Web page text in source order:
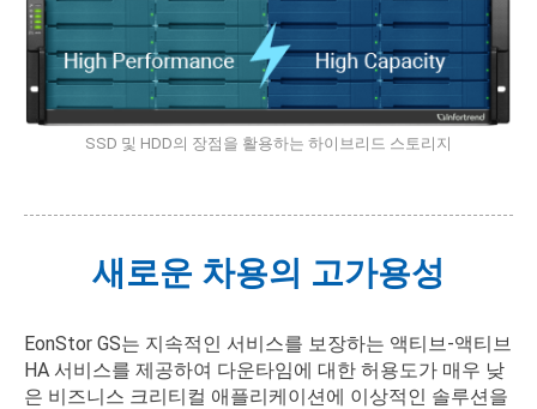
SSD 및 HDD의 장점을 활용하는 하이브리드 스토리지
새로운 차용의 고가용성
EonStor GS는 지속적인 서비스를 보장하는 액티브-액티브
HA 서비스를 제공하여 다운타임에 대한 허용도가 매우 낮
은 비즈니스 크리티컬 애플리케이션에 이상적인 솔루션을